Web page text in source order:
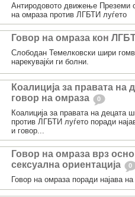
Антиродовото движење Преземи
на омраза против ЛГБТИ луѓето
Говор на омраза кон
Слободан Темелковски шири
нарекувајќи ги болни.
Коалиција за правата на
говор на омраза
0
Коалиција за правата на децата
против ЛГБТИ луѓето поради
и говор...
Говор на омраза врз
сексуална ориентација
0
Говор на омраза поради најава